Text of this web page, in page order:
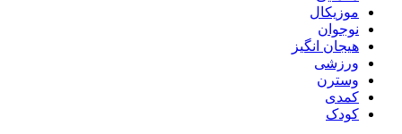
موزیکال
نوجوان
هیجان انگیز
ورزشی
وسترن
کمدی
کودک